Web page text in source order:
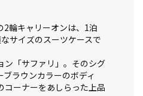
2輪キャリーオンは、1泊
サイズのスーツケースで
ン「サファリ」。そのシグ
ラウンカラーのボディ
コーナーをあしらった上品